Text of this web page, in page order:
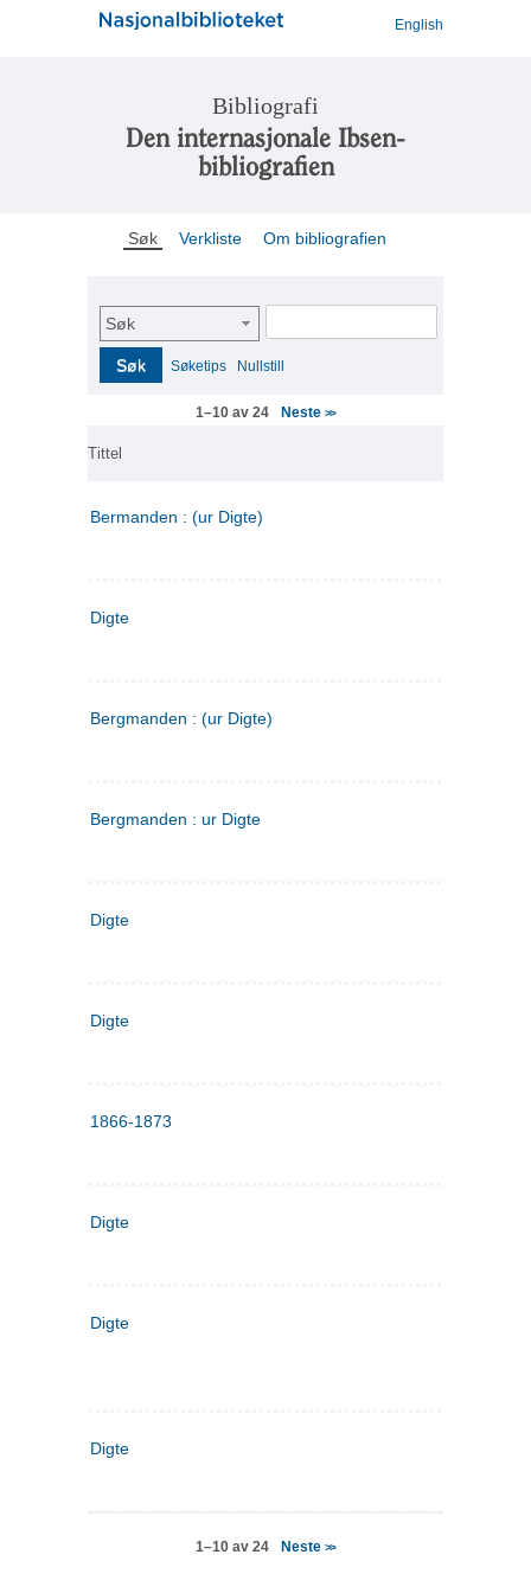
English
Bibliografi
Den internasjonale Ibsen-
bibliografien
Søk Verkliste Om bibliografien
Søk
Søk Søketips Nullstill
1–10 av 24 Neste>>
Tittel
Bermanden : (ur Digte)
Digte
Bergmanden : (ur Digte)
Bergmanden : ur Digte
Digte
Digte
1866-1873
Digte
Digte
Digte
1–10 av 24 Neste>>